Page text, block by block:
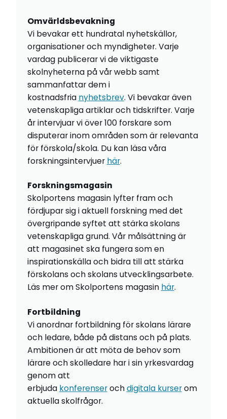
Omvärldsbevakning
Vi bevakar ett hundratal nyhetskällor,
organisationer och myndigheter. Varje
vardag publicerar vi de viktigaste
skolnyheterna på vår webb samt
sammanfattar dem i
kostnadsfria nyhetsbrev. Vi bevakar även
vetenskapliga artiklar och tidskrifter. Varje
år intervjuar vi över 100 forskare som
disputerar inom områden som är relevanta
för förskola/skola. Du kan läsa våra
forskningsintervjuer här.
Forskningsmagasin
Skolportens magasin lyfter fram och
fördjupar sig i aktuell forskning med det
övergripande syftet att stärka skolans
vetenskapliga grund. Vår målsättning är
att magasinet ska fungera som en
inspirationskälla och bidra till att stärka
förskolans och skolans utvecklingsarbete.
Läs mer om Skolportens magasin här.
Fortbildning
Vi anordnar fortbildning för skolans lärare
och ledare, både på distans och på plats.
Ambitionen är att möta de behov som
lärare och skolledare har i sin yrkesvardag
genom att
erbjuda konferenserochdigitala kurserom
aktuella skolfrågor.